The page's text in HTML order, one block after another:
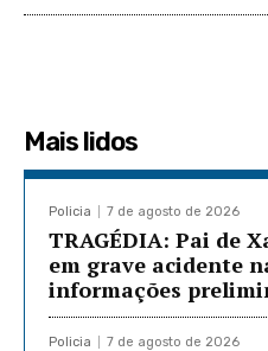
Mais lidos
Policia 7 de agosto de 2026
TRAGÉDIA: Pai de
em grave acidente
informações
Policia 7 de agosto de 2026